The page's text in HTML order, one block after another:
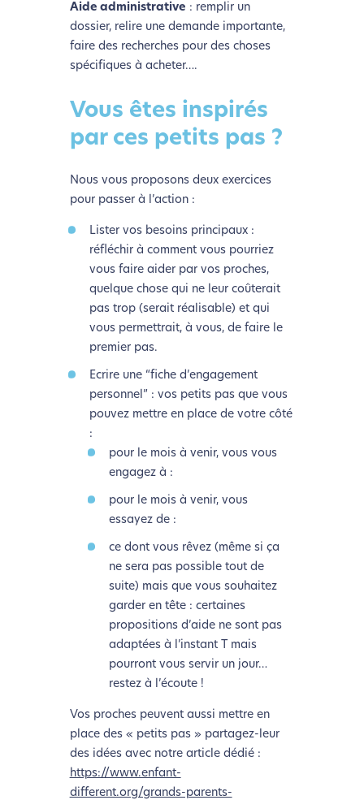
Aide administrative : remplir un
dossier, relire une demande importante,
faire des recherches pour des choses
spécifiques à acheter….
Vous êtes inspirés
par ces petits pas ?
Nous vous proposons deux exercices
pour passer à l’action :
Lister vos besoins principaux :
réfléchir à comment vous pourriez
vous faire aider par vos proches,
quelque chose qui ne leur coûterait
pas trop (serait réalisable) et qui
vous permettrait, à vous, de faire le
premier pas.
Ecrire une “fiche d’engagement
personnel” : vos petits pas que vous
pouvez mettre en place de votre côté
:
pour le mois à venir, vous vous
engagez à :
pour le mois à venir, vous
essayez de :
ce dont vous rêvez (même si ça
ne sera pas possible tout de
suite) mais que vous souhaitez
garder en tête : certaines
propositions d’aide ne sont pas
adaptées à l’instant T mais
pourront vous servir un jour…
restez à l’écoute !
Vos proches peuvent aussi mettre en
place des « petits pas » partagez-leur
des idées avec notre article dédié :
https://www.enfant-
different.org/grands-parents-